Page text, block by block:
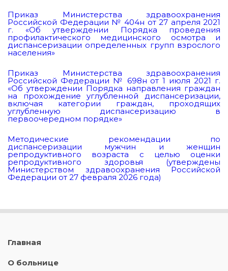
Приказ Министерства здравоохранения
Российской Федерации № 404н от 27 апреля 2021
г. «Об утверждении Порядка проведения
профилактического медицинского осмотра и
диспансеризации определенных групп взрослого
населения»
Приказ Министерства здравоохранения
Российской Федерации № 698н от 1 июля 2021 г.
«Об утверждении Порядка направления граждан
на прохождение углубленной диспансеризации,
включая категории граждан, проходящих
углубленную диспансеризацию в
первоочередном порядке»
Методические рекомендации по
диспансеризации мужчин и женщин
репродуктивного возраста с целью оценки
репродуктивного здоровья (утверждены
Министерством здравоохранения Российской
Федерации от 27 февраля 2026 года)
Главная
О больнице